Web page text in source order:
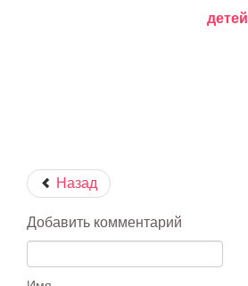
детей
Назад
Добавить комментарий